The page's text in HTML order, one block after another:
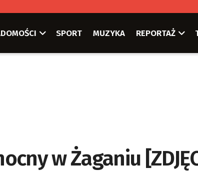
SPORT MUZYKA REPORTAŻ
w Żaganiu